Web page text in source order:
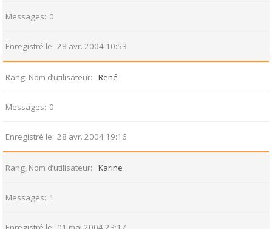
Messages 0
Enregistré le 28 avr. 2004 10:53
Rang, Nom d’utilisateur René
Messages 0
Enregistré le 28 avr. 2004 19:16
Rang, Nom d’utilisateur Karine
Messages 1